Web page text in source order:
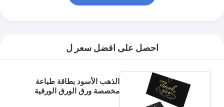
احصل على افضل سعر ل
الذهب الأسود بطاقة طباعة
مخصصة ورق الورق الورقية